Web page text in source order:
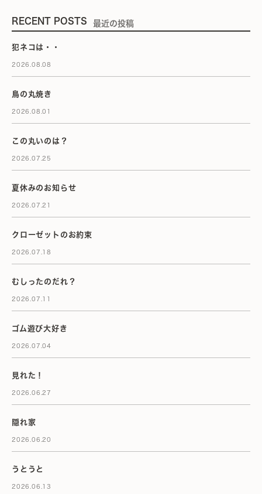
RECENT POSTS 最近の投稿
犯ネコは・・
2026.08.08
鳥の丸焼き
2026.08.01
この丸いのは？
2026.07.25
夏休みのお知らせ
2026.07.21
クローゼットのお約束
2026.07.18
むしったのだれ？
2026.07.11
ゴム遊び大好き
2026.07.04
見れた！
2026.06.27
隠れ家
2026.06.20
うとうと
2026.06.13